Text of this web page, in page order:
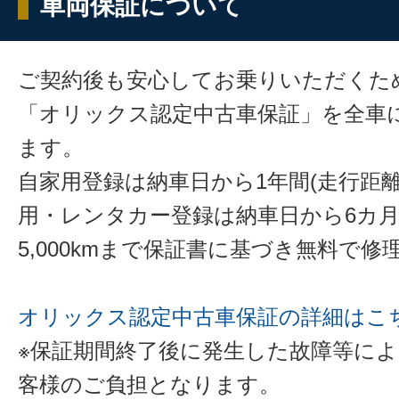
ご契約後も安心してお乗りいただくた
「オリックス認定中古車保証」を全
ます。
自家用登録は納車日から1年間(走行距
用・レンタカー登録は納車日から6カ
5,000kmまで保証書に基づき無料で修
オリックス認定中古車保証の詳細はこ
※保証期間終了後に発生した故障等に
客様のご負担となります。